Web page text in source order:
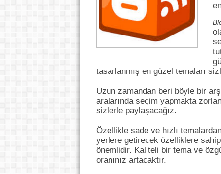
tasarlanmış en güzel temaları
Uzun zamandan beri böyle bir
aralarında seçim yapmakta
sizlerle paylaşacağız.
Özellikle sade ve hızlı
yerlere getirecek özelliklere
önemlidir. Kaliteli bir tema ve
oranınız artacaktır.